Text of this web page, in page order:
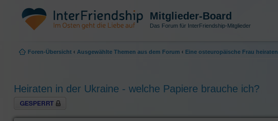
Mitglieder-Board
Das Forum für InterFriendship-Mitglieder
Foren-Übersicht ‹ Ausgewählte Themen aus dem Forum ‹ Eine osteuropäische Frau heiraten
Heiraten in der Ukraine - welche Papiere brauche ich?
Thema gesperrt